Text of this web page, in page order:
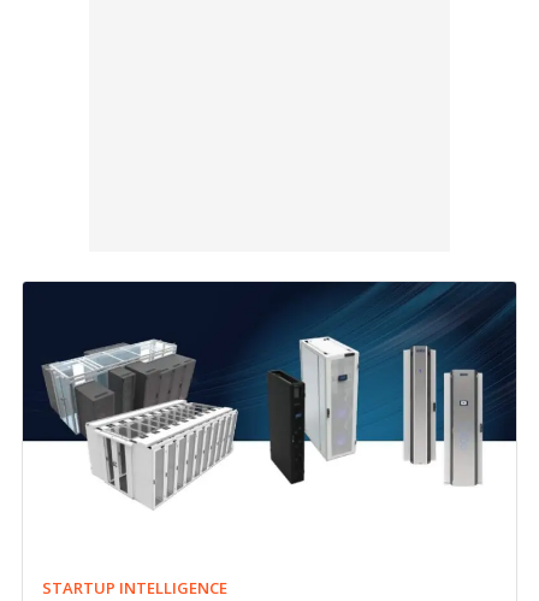
STARTUP INTELLIGENCE